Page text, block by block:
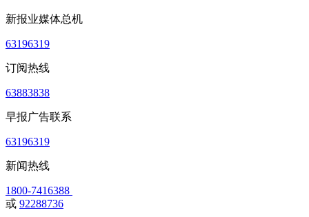
新报业媒体总机
63196319
订阅热线
63883838
早报广告联系
63196319
新闻热线
1800-7416388
或 92288736